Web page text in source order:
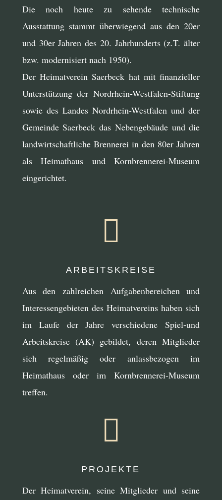
Die noch heute zu sehende technische
Ausstattung stammt überwiegend aus den 20er
und 30er Jahren des 20. Jahrhunderts (z.T. älter
bzw. modernisiert nach 1950).
Der Heimatverein Saerbeck hat mit finanzieller
Unterstützung der Nordrhein-Westfalen-Stiftung
sowie des Landes Nordrhein-Westfalen und der
Gemeinde Saerbeck das Nebengebäude und die
landwirtschaftliche Brennerei in den 80er Jahren
als Heimathaus und Kornbrennerei-Museum
eingerichtet.

ARBEITSKREISE
Aus den zahlreichen Aufgabenbereichen und
Interessengebieten des Heimatvereins haben sich
im Laufe der Jahre verschiedene Spiel-und
Arbeitskreise (AK) gebildet, deren Mitglieder
sich regelmäßig oder anlassbezogen im
Heimathaus oder im Kornbrennerei-Museum
treffen.

PROJEKTE
Der Heimatverein, seine Mitglieder und seine